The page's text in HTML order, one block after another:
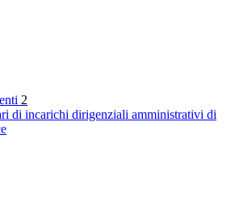
2
di incarichi dirigenziali amministrativi di